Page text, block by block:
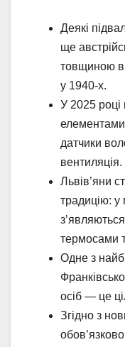
Деякі
ще
товщиною
у 1940-х.
У 2025 році
датчики
вентиляція.
Львів’яни
традицію: у
термосами
Одне з
осіб — це
Згідно з